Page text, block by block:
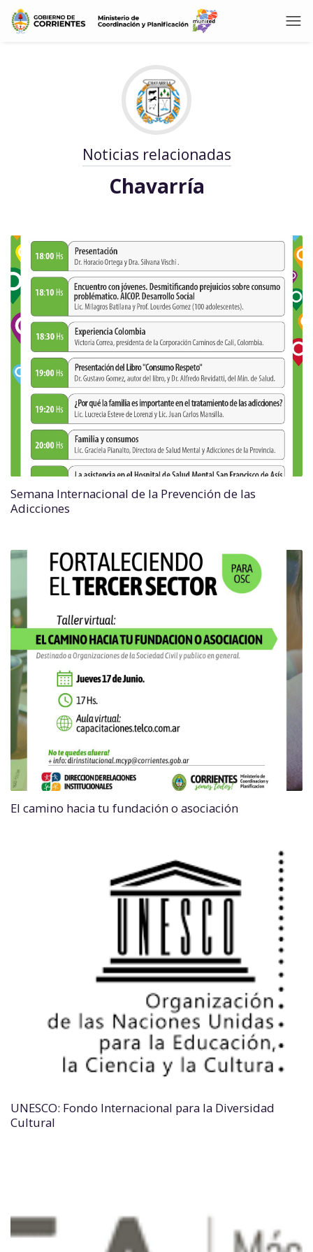
Noticias relacionadas
Chavarría
Semana Internacional de la Prevención de las
Adicciones
El camino hacia tu fundación o asociación
UNESCO: Fondo Internacional para la Diversidad
Cultural